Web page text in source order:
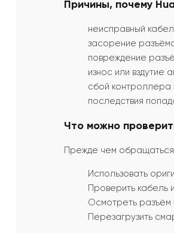
Причины, почему
неисправный
засорение
повреждение
износ или вздутие
сбой контроллера
последствия
Что можно
Прежде чем
Использовать
Проверить кабель
Осмотреть разъём
Перезагрузить